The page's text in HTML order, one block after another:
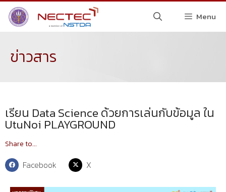
Menu
ข่าวสาร
เรียน Data Science ด้วยการเล่นกับข้อมูล ใน
UtuNoi PLAYGROUND
Share to...
Facebook X